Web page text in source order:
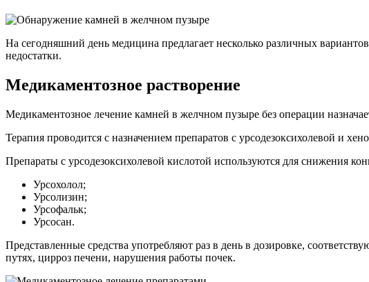
На сегодняшний день медицина предлагает несколько различных
недостатки.
Медикаментозное растворение
Медикаментозное лечение камней в желчном пузыре без операции
Терапия проводится с назначением препаратов с урсодезоксихолевой и
Препараты с урсодезоксихолевой кислотой используются для снижения
Урсохолол;
Урсолизин;
Урсофальк;
Урсосан.
Представленные средства употребляют раз в день в дозировке,
путях, цирроз печени, нарушения работы почек.